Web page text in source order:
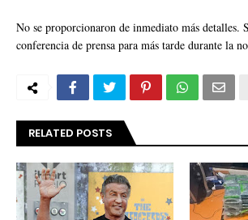
No se proporcionaron de inmediato más detalles.
conferencia de prensa para más tarde durante la
RELATED POSTS